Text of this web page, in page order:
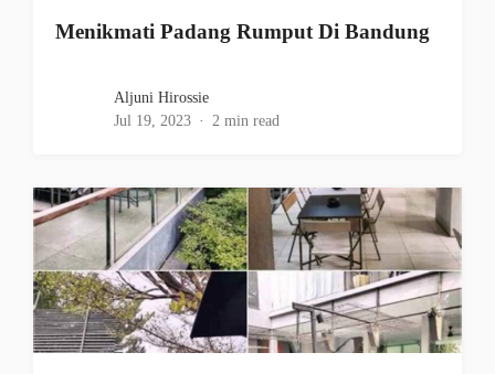
Menikmati Padang Rumput Di Bandung
Aljuni Hirossie
Jul 19, 2023
2 min read